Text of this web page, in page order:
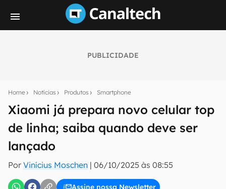
PUBLICIDADE
Home Notícias Produtos Smartphone
Xiaomi já prepara novo celular top
de linha; saiba quando deve ser
lançado
Por Vinícius Moschen | 06/10/2025 às 08:55
Assine nossa Newsletter
notícias e reviews sobre tecnologia em primeira
E-mail
inscreva-se